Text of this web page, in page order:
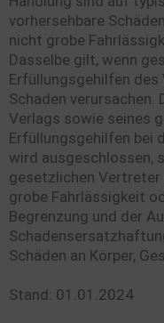
vorhersehbare
nicht grobe
Dasselbe gilt, wenn
Erfüllungsgehilfen des
Schaden
Verlags sowie seines
Erfüllungsgehilfen bei
wird ausgeschlossen,
gesetzlichen
grobe Fahrlässigkeit
Begrenzung und der
Schäden an Körper,
Stand: 01.01.2024